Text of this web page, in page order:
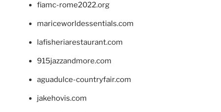
fiamc-rome2022.org
mariceworldessentials.com
lafisheriarestaurant.com
915jazzandmore.com
aguadulce-countryfair.com
jakehovis.com